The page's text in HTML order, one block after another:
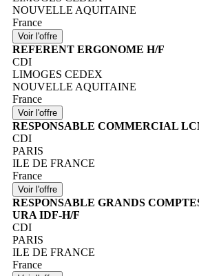
NOUVELLE AQUITAINE
France
REFERENT ERGONOME H/F
CDI
LIMOGES CEDEX
NOUVELLE AQUITAINE
France
RESPONSABLE COMMERCIAL
CDI
PARIS
ILE DE FRANCE
France
RESPONSABLE GRANDS
URA IDF-H/F
CDI
PARIS
ILE DE FRANCE
France